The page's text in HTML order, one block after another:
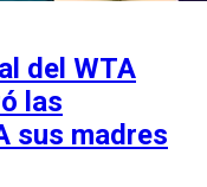
del WTA
las
sus madres